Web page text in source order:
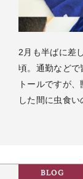
2月も半ばに差
頃。通勤などで
トールですが
した間に虫食
BLOG